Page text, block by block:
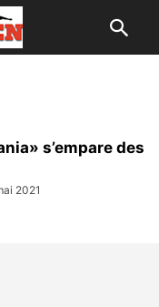
s’empare des
2021